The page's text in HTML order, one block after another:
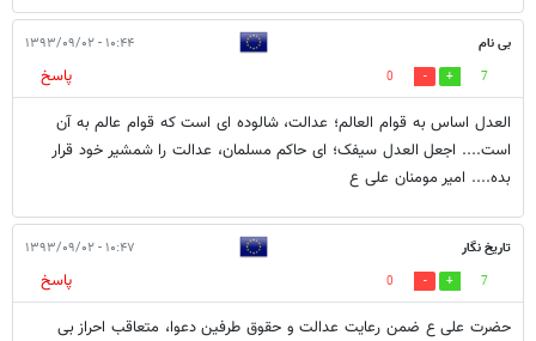
بی نام ۱۰:۴۴ - ۱۳۹۳/۰۹/۰۲
7
0
پاسخ
العدل اساس به قوام العالم؛ عدالت، شالوده ای است که قوام عالم به آن
است.... اجعل العدل سیفک؛ ای حاکم مسلمان، عدالت را شمشیر خود قرار
بده.... امیر مومنان علی ع
تاریخ نگار ۱۰:۴۷ - ۱۳۹۳/۰۹/۰۲
7
0
پاسخ
حضرت علی ع ضمن رعایت عدالت و حقوق طرفین دعوا، متعاقب احراز بی